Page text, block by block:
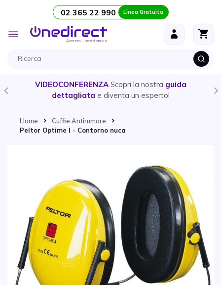
Salta al contenuto 02 365 22 990 Linea Gratuita
Toggle
Nav
VIDEOCONFERENZA Scopri la nostra guida
dettagliata e diventa un esperto!
Home
Cuffie Antirumore
Peltor Optime I - Contorno nuca